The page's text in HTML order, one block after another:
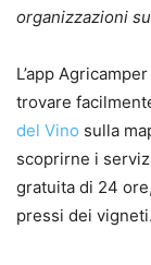
organizzazioni
L’app
trovare
del Vino sulla
scoprirne i
gratuita di 24
pressi dei vigneti.